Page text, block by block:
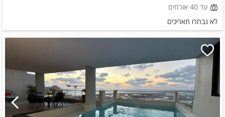
עד 40 אורחים
לא נבחרו תאריכים